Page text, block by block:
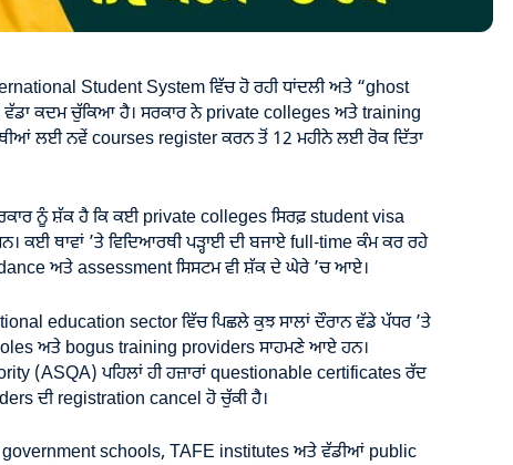
Student System ਵਿੱਚ ਹੋ ਰਹੀ ਧਾਂਦਲੀ ਅਤੇ “ghost
ਵੱਡਾ ਕਦਮ ਚੁੱਕਿਆ ਹੈ। ਸਰਕਾਰ ਨੇ private colleges ਅਤੇ training
ਲਈ ਨਵੇਂ courses register ਕਰਨ ਤੋਂ 12 ਮਹੀਨੇ ਲਈ ਰੋਕ ਦਿੱਤਾ
ਨੂੰ ਸ਼ੱਕ ਹੈ ਕਿ ਕਈ private colleges ਸਿਰਫ਼ student visa
ਕਈ ਥਾਵਾਂ ’ਤੇ ਵਿਦਿਆਰਥੀ ਪੜ੍ਹਾਈ ਦੀ ਬਜਾਏ full-time ਕੰਮ ਕਰ ਰਹੇ
ਅਤੇ assessment ਸਿਸਟਮ ਵੀ ਸ਼ੱਕ ਦੇ ਘੇਰੇ ’ਚ ਆਏ।
education sector ਵਿੱਚ ਪਿਛਲੇ ਕੁਝ ਸਾਲਾਂ ਦੌਰਾਨ ਵੱਡੇ ਪੱਧਰ ’ਤੇ
ਅਤੇ bogus training providers ਸਾਹਮਣੇ ਆਏ ਹਨ।
(ASQA) ਪਹਿਲਾਂ ਹੀ ਹਜ਼ਾਰਾਂ questionable certificates ਰੱਦ
ਦੀ registration cancel ਹੋ ਚੁੱਕੀ ਹੈ।
government schools, TAFE institutes ਅਤੇ ਵੱਡੀਆਂ public